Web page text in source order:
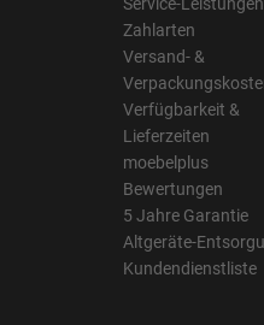
Zahlarten
Versand- &
Verfügbarkeit &
Lieferzeiten
moebelplus
Bewertungen
5 Jahre Garantie
Altgeräte-
Kundendienstliste